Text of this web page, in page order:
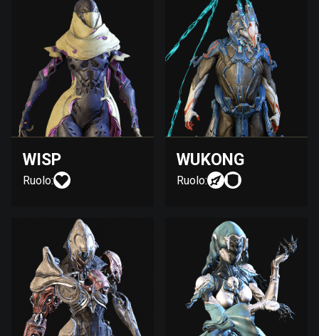
WISP
Ruolo:
WUKONG
Ruolo: